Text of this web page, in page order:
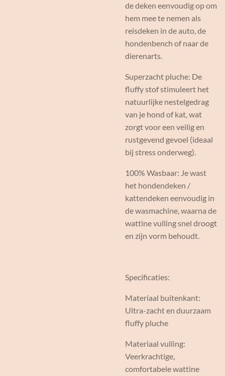
de deken eenvoudig op om
hem mee te nemen als
reisdeken in de auto, de
hondenbench of naar de
dierenarts.
Superzacht pluche: De
fluffy stof stimuleert het
natuurlijke nestelgedrag
van je hond of kat, wat
zorgt voor een veilig en
rustgevend gevoel (ideaal
bij stress onderweg).
100% Wasbaar: Je wast
het hondendeken /
kattendeken eenvoudig in
de wasmachine, waarna de
wattine vulling snel droogt
en zijn vorm behoudt.
Specificaties:
Materiaal buitenkant:
Ultra-zacht en duurzaam
fluffy pluche
Materiaal vulling:
Veerkrachtige,
comfortabele wattine